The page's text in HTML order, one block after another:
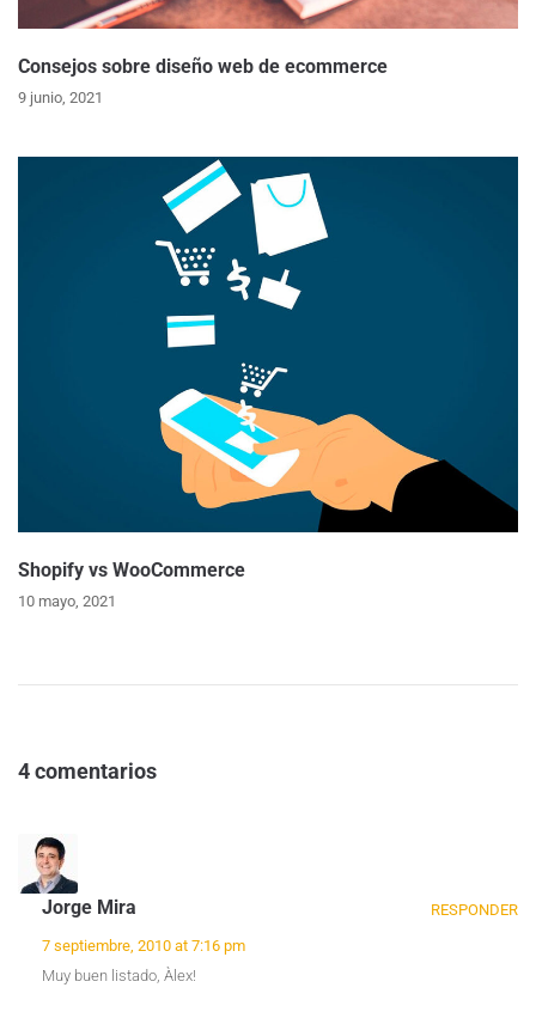
Consejos sobre diseño web de ecommerce
9 junio, 2021
Shopify vs WooCommerce
10 mayo, 2021
4 comentarios
Jorge Mira
7 septiembre, 2010 at 7:16 pm
RESPONDER
Muy buen listado, Àlex!